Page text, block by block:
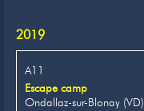
2019
A11
Escape camp
Ondallaz-sur-Blonay (VD)